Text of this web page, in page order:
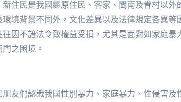
新住民是我國繼原住民、客家、閩南及眷村以
境背景不同外，文化差異以及法律規定各異等
因不諳法令致權益受損，尤其是面對如家庭暴
之困境。
友們認識我國性別暴力、家庭暴力、性侵害及